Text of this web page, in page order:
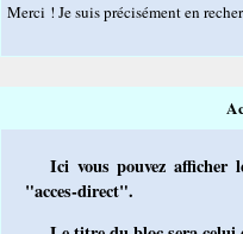
Merci ! Je suis précisément en
Ici vous pouvez afficher
"acces-direct".